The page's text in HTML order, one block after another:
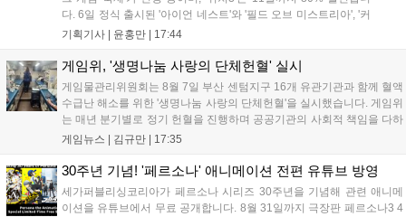
다. 6일 정식 출시된 '아이언 네스트'와 '필드 오브 미스트리아', '커
세어 코브'가 호평받고 있습니다. 한편, 7일 출시된 '마블 투혼'은
다. 유비소프트의 '고스트리콘: 와일드랜드'는 7년 만의 대규모 업
데이트 '라스트 라이츠'와 함께 95% 할인 중입니다....
기획기사 | 윤홍만 17:44
게임위, '생명나눔 사랑의 단체헌혈' 실시
게임물관리위원회는 8월 7일 부산 센텀지구 16개 유관기관과 함께 혈액
수급난 해소를 위한 '생명나눔 사랑의 단체헌혈'을 실시했습니다. 게임위
는 매년 분기별로 정기 헌혈을 진행하며 공공기관의 사회적 책임을 다하
고 있으며, 이번 행사에는 영화진흥위원회 등 14개 기관 임직원이 동참
따뜻한 실천에 참여한 모든 임직원에게 감사의 뜻을 전하며 헌혈 문화
확산에 앞장섰습니다....
게임뉴스 | 김규만 17:35
30주년 기념! '페르소나' 애니메이션 전편 유튜브 방영
세가퍼블리싱코리아가 페르소나 시리즈 30주년을 기념해 관련 애니메
이션을 유튜브에서 무료 공개합니다. 8월 31일까지 극장판 페르소나3 4